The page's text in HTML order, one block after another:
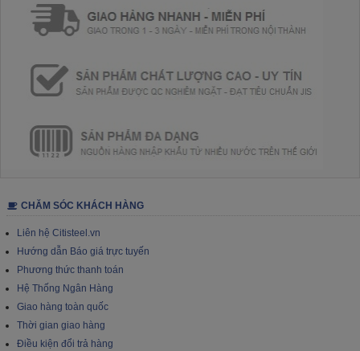
CHĂM SÓC KHÁCH HÀNG
Liên hệ Citisteel.vn
Hướng dẫn Báo giá trực tuyến
Phương thức thanh toán
Hệ Thống Ngân Hàng
Giao hàng toàn quốc
Thời gian giao hàng
Điều kiện đổi trả hàng